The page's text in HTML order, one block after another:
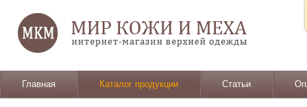
Главная Каталог продукции Статьи